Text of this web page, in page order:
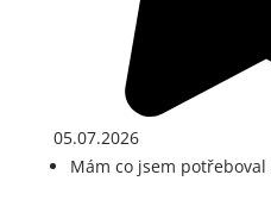
05.07.2026
Mám co jsem